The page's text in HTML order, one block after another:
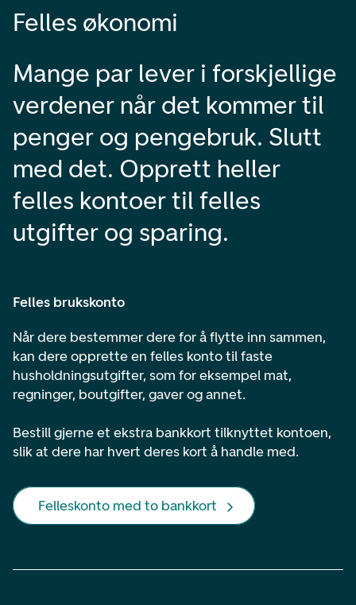
Felles økonomi
Mange par lever i forskjellige
verdener når det kommer til
penger og pengebruk. Slutt
med det. Opprett heller
felles kontoer til felles
utgifter og sparing.
Felles brukskonto
Når dere bestemmer dere for å flytte inn sammen,
kan dere opprette en felles konto til faste
husholdningsutgifter, som for eksempel mat,
regninger, boutgifter, gaver og annet.
Bestill gjerne et ekstra bankkort tilknyttet kontoen,
slik at dere har hvert deres kort å handle med.
Felleskonto med to bankkort